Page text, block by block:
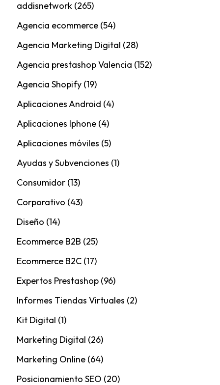
addisnetwork(265)
Agencia ecommerce(54)
Agencia Marketing Digital (28)
Agencia prestashop Valencia (152)
Agencia Shopify(19)
Aplicaciones Android (4)
Aplicaciones Iphone(4)
Aplicaciones móviles (5)
Ayudas y Subvenciones (1)
Consumidor(13)
Corporativo (43)
Diseño (14)
Ecommerce B2B (25)
Ecommerce B2C(17)
Expertos Prestashop(96)
Informes Tiendas Virtuales (2)
Kit Digital (1)
Marketing Digital (26)
Marketing Online(64)
Posicionamiento SEO (20)